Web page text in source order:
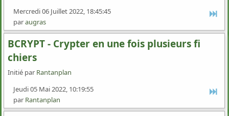
Mercredi 06 Juillet 2022, 18:45:45
paraugras
BCRYPT - Crypter en une fois plusieurs fi
chiers
Initié par Rantanplan
Jeudi 05 Mai 2022, 10:19:55
par Rantanplan